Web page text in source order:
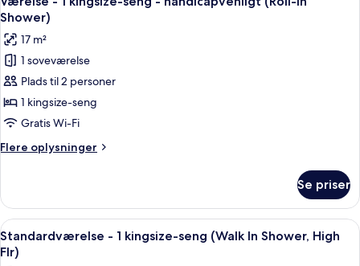
alle
billeder
af
Værelse
-
1
kingsize-
seng
-
(Roll-
In
Shower)
Shower)
17 m²
1 soveværelse
Plads til 2 personer
1 kingsize-seng
Gratis Wi-Fi
Flere oplysninger
Flere
-
kingsize-
seng
Se priser
Indlæs
alle
Et hotelværelse med en seng, et
7
Standardværelse - 1 kingsize-seng (Walk In Shower, High
Flr)